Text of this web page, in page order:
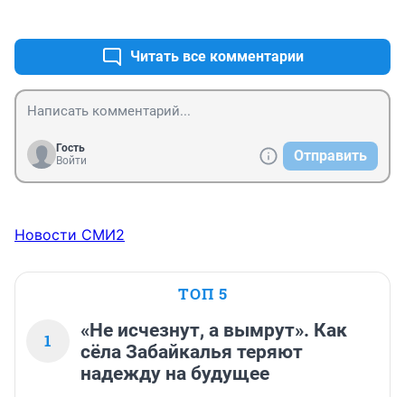
Читать все комментарии
Гость
Войти
Отправить
Новости СМИ2
ТОП 5
1
«Не исчезнут, а вымрут». Как
сёла Забайкалья теряют
надежду на будущее